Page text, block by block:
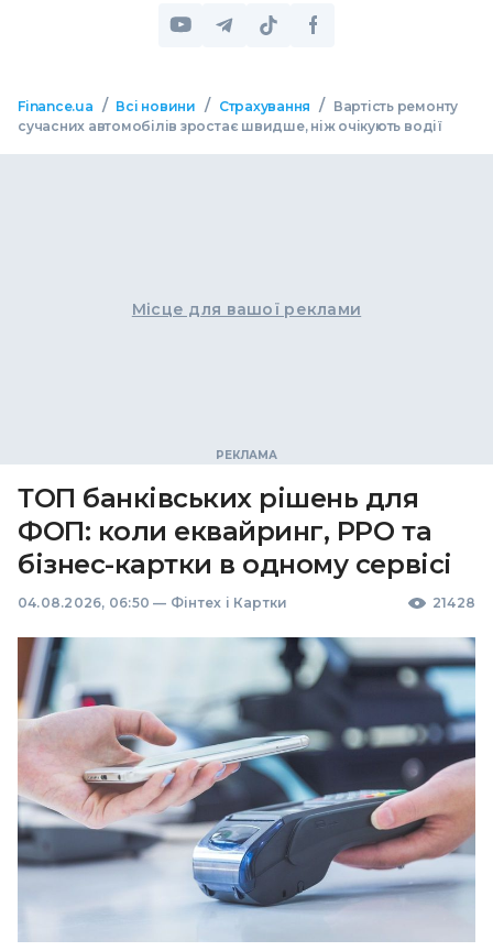
Finance.ua / Всі новини / Страхування /
Вартість ремонту
сучасних автомобілів зростає швидше, ніж очікують водії
Місце для вашої реклами
ТОП банківських рішень для
ФОП: коли еквайринг, РРО та
бізнес-картки в одному сервісі
04.08.2026, 06:50 — Фінтех і Картки 21428